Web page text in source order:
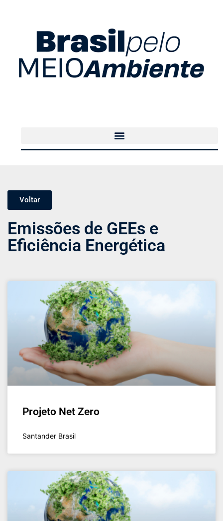
Voltar
Emissões de GEEs e
Eficiência Energética
Projeto Net Zero
Santander Brasil